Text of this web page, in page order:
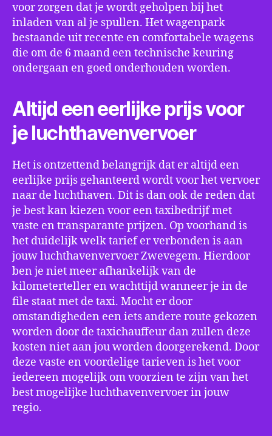
voor zorgen dat je wordt geholpen bij het
inladen van al je spullen. Het wagenpark
bestaande uit recente en comfortabele wagens
die om de 6 maand een technische keuring
ondergaan en goed onderhouden worden.
Altijd een eerlijke prijs voor
je luchthavenvervoer
Het is ontzettend belangrijk dat er altijd een
eerlijke prijs gehanteerd wordt voor het vervoer
naar de luchthaven. Dit is dan ook de reden dat
je best kan kiezen voor een taxibedrijf met
vaste en transparante prijzen. Op voorhand is
het duidelijk welk tarief er verbonden is aan
jouw luchthavenvervoer Zwevegem. Hierdoor
ben je niet meer afhankelijk van de
kilometerteller en wachttijd wanneer je in de
file staat met de taxi. Mocht er door
omstandigheden een iets andere route gekozen
worden door de taxichauffeur dan zullen deze
kosten niet aan jou worden doorgerekend. Door
deze vaste en voordelige tarieven is het voor
iedereen mogelijk om voorzien te zijn van het
best mogelijke luchthavenvervoer in jouw
regio.